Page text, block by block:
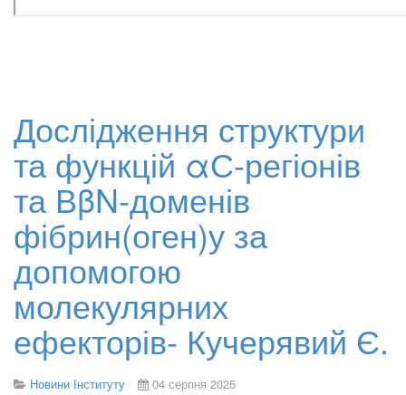
Дослідження структури
та функцій αС-регіонів
та ВβN-доменів
фібрин(оген)у за
допомогою
молекулярних
ефекторів- Кучерявий Є.
Новини Інституту
04 серпня 2025